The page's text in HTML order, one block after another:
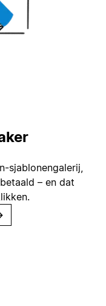
sjablonengalerij,
– en dat